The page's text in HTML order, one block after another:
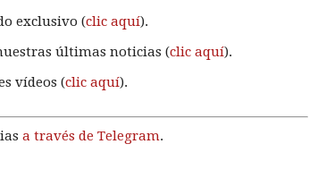
exclusivo (clic aquí).
últimas noticias (clic aquí).
vídeos (clic aquí).
a través de Telegram.